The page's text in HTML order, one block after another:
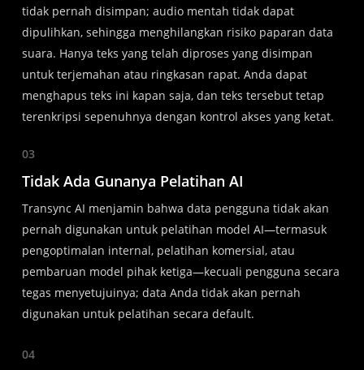
tidak pernah disimpan; audio mentah tidak dapat
dipulihkan, sehingga menghilangkan risiko paparan data
suara. Hanya teks yang telah diproses yang disimpan
untuk terjemahan atau ringkasan rapat. Anda dapat
menghapus teks ini kapan saja, dan teks tersebut tetap
terenkripsi sepenuhnya dengan kontrol akses yang ketat.
03
Tidak Ada Gunanya Pelatihan AI
Transync AI menjamin bahwa data pengguna tidak akan
pernah digunakan untuk pelatihan model AI—termasuk
pengoptimalan internal, pelatihan komersial, atau
pembaruan model pihak ketiga—kecuali pengguna secara
tegas menyetujuinya; data Anda tidak akan pernah
digunakan untuk pelatihan secara default.
04